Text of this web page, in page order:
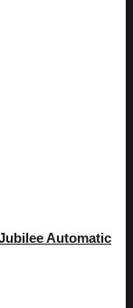
Automatic